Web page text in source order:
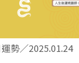
勢／2025.01.24